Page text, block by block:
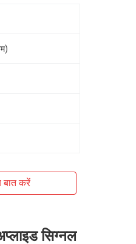
बात करें
सिग्नल